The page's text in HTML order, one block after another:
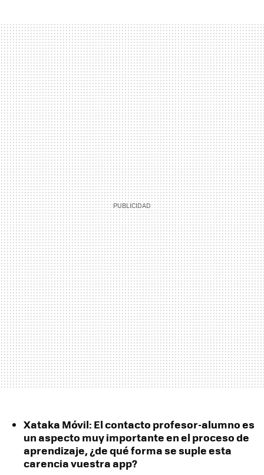
Xataka Móvil: El contacto profesor-alumno es
un aspecto muy importante en el proceso de
aprendizaje, ¿de qué forma se suple esta
carencia vuestra app?